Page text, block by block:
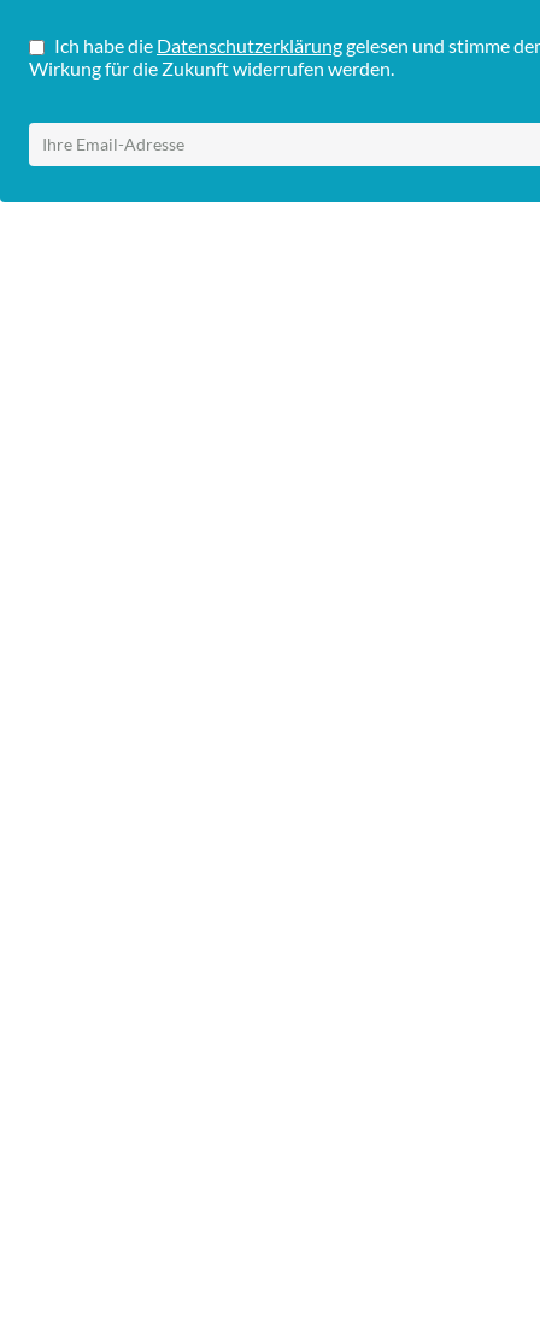
Ich habe die Datenschutzerklärunggelesen und stimme
Wirkung für die Zukunft widerrufen werden.